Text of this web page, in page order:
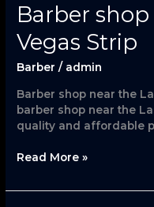
Barber
Vegas Strip
Barber / admin
Barber shop near the
barber shop near the
quality and affordable
Barber
shop
near
Las
Vegas
Strip
Read More »